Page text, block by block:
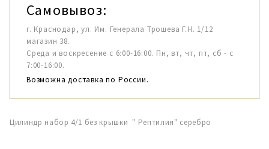
Самовывоз:
г. Краснодар, ул. Им. Генерала Трошева Г.Н. 1/12
магазин 38.
Среда и воскресение с 6:00-16:00. Пн, вт, чт, пт, сб - с
7:00-16:00.
Возможна доставка по России.
Цилиндр набор 4/1 без крышки " Рептилия" серебро